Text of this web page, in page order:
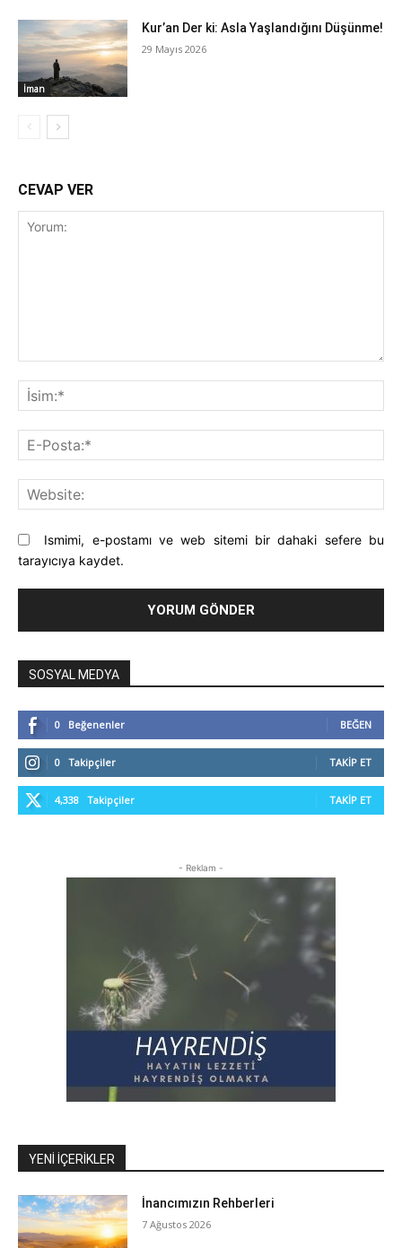
İman
Kur’an Der ki: Asla Yaşlandığını Düşünme!
29 Mayıs 2026
CEVAP VER
Ismimi, e-postamı ve web sitemi bir dahaki sefere bu
tarayıcıya kaydet.
SOSYAL MEDYA
0 Beğenenler BEĞEN
0 Takipçiler TAKIP ET
4,338 Takipçiler TAKIP ET
- Reklam -
YENI İÇERIKLER
İnancımızın Rehberleri
7 Ağustos 2026